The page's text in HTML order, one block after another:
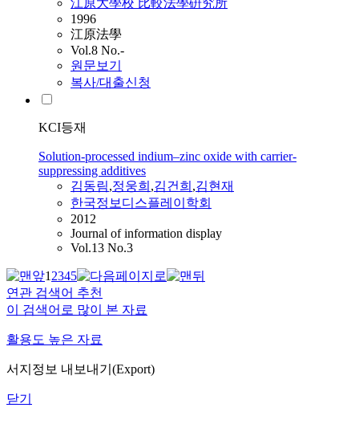
江原大學校 比較法學硏究所
1996
江原法學
Vol.8 No.-
원문보기
복사/대출신청
KCI등재
Solution-processed indium–zinc oxide with carrier-
suppressing additives
김동림,정웅희 ,김건희 ,김현재
한국정보디스플레이학회
2012
Journal of information display
Vol.13 No.3
12345
연관 검색어 추천
이 검색어로 많이 본 자료
활용도 높은 자료
서지정보 내보내기(Export)
닫기